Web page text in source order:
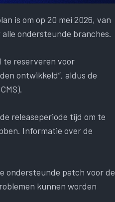
is om op 20 mei 2026, van
alle ondersteunde branches.
te reserveren voor
ontwikkeld”, aldus de
releaseperiode tijd om te
Informatie over de
ondersteunde patch voor de
kunnen worden